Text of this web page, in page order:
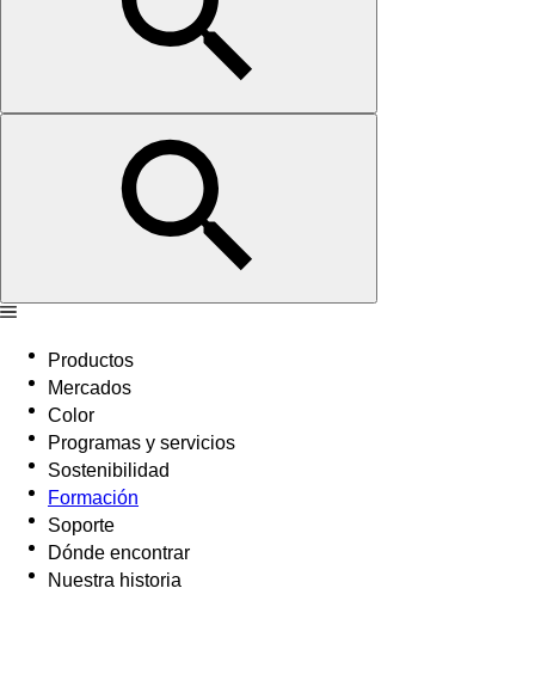
Productos
Mercados
Color
Programas y servicios
Sostenibilidad
Formación
Soporte
Dónde encontrar
Nuestra historia